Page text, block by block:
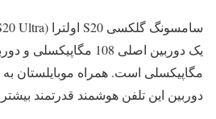
مگاپیکسلی است. همراه موبایلستان به
دوربین این تلفن هوشمند قدرتمند